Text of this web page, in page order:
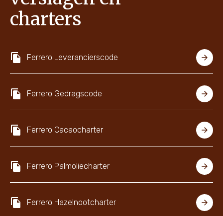
charters
Ferrero Leverancierscode
Ferrero Gedragscode
Ferrero Cacaocharter
Ferrero Palmoliecharter
Ferrero Hazelnootcharter